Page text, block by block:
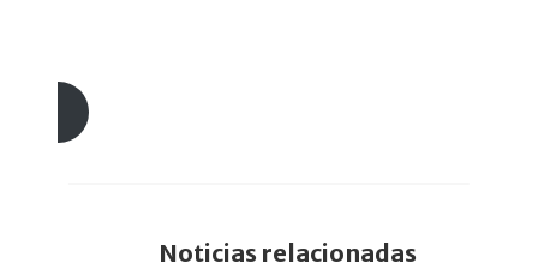
Noticias relacionadas